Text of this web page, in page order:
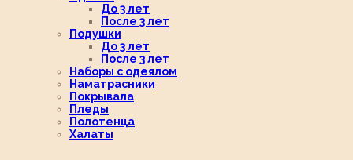
До 3 лет
После 3 лет
Подушки
До 3 лет
После 3 лет
Наборы с одеялом
Наматрасники
Покрывала
Пледы
Полотенца
Халаты